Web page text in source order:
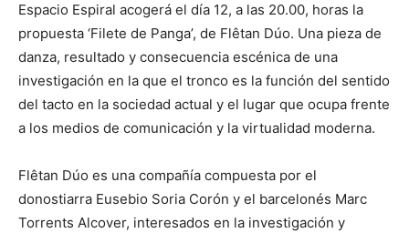
Espacio Espiral acogerá el día 12, a las 20.00, horas la
propuesta ‘Filete de Panga’, de Flêtan Dúo. Una pieza de
danza, resultado y consecuencia escénica de una
investigación en la que el tronco es la función del sentido
del tacto en la sociedad actual y el lugar que ocupa frente
a los medios de comunicación y la virtualidad moderna.
Flêtan Dúo es una compañía compuesta por el
donostiarra Eusebio Soria Corón y el barcelonés Marc
Torrents Alcover, interesados en la investigación y